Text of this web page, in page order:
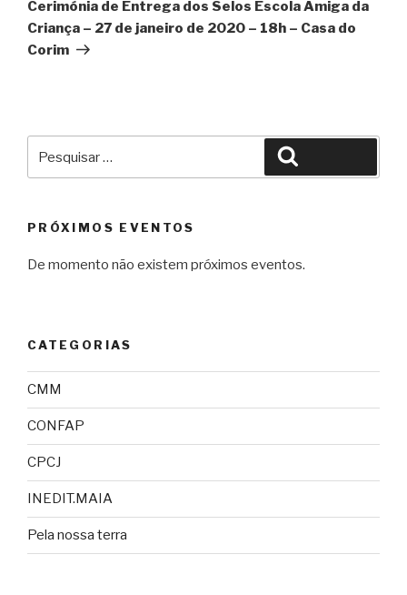
Cerimónia de Entrega dos Selos Escola Amiga da
Criança – 27 de janeiro de 2020 – 18h – Casa do
Corim
por:
PRÓXIMOS EVENTOS
De momento não existem próximos eventos.
CATEGORIAS
CMM
CONFAP
CPCJ
INEDIT.MAIA
Pela nossa terra